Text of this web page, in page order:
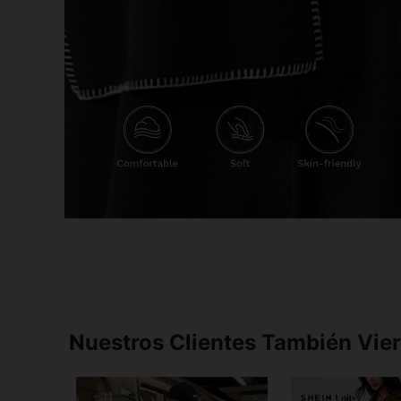
Nuestros Clientes También